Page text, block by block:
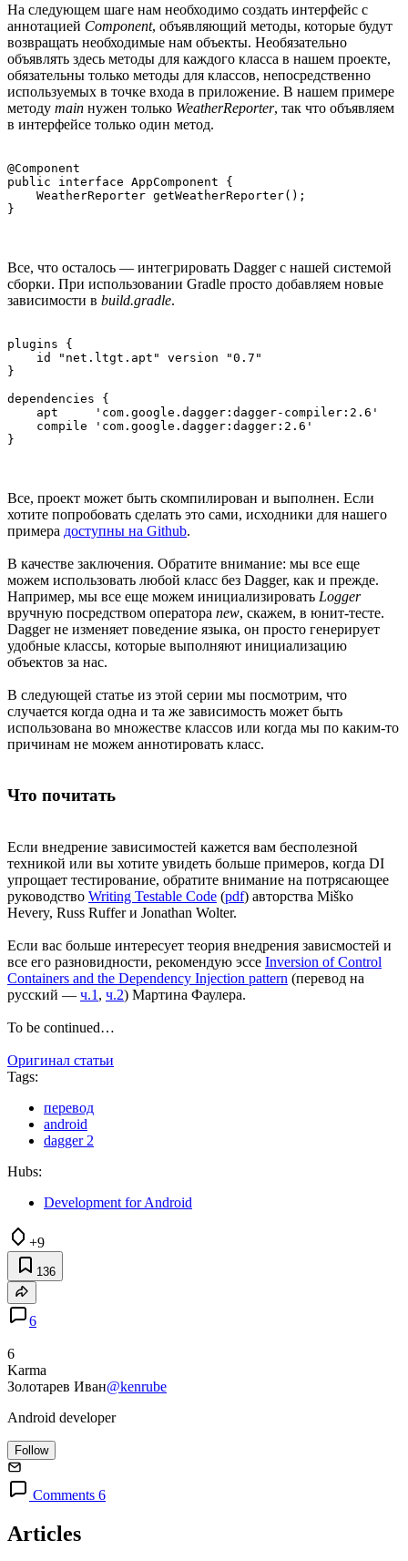
На следующем шаге нам необходимо создать интерфейс с
аннотацией Component, объявляющий методы, которые будут
возвращать необходимые нам объекты. Необязательно
объявлять здесь методы для каждого класса в нашем проекте,
обязательны только методы для классов, непосредственно
используемых в точке входа в приложение. В нашем примере
методу main нужен только WeatherReporter, так что объявляем
в интерфейсе только один метод.
@Component
public interface AppComponent {
    WeatherReporter getWeatherReporter();
Все, что осталось — интегрировать Dagger с нашей системой
сборки. При использовании Gradle просто добавляем новые
зависимости в build.gradle.
plugins {
    id "net.ltgt.apt" version "0.7"
}
dependencies {
    apt     'com.google.dagger:dagger-compiler:2.6'
    compile 'com.google.dagger:dagger:2.6'
}
Все, проект может быть скомпилирован и выполнен. Если
хотите попробовать сделать это сами, исходники для нашего
примера доступны на Github.
В качестве заключения. Обратите внимание: мы все еще
можем использовать любой класс без Dagger, как и прежде.
Например, мы все еще можем инициализировать Logger
вручную посредством оператора new, скажем, в юнит-тесте.
Dagger не изменяет поведение языка, он просто генерирует
удобные классы, которые выполняют инициализацию
объектов за нас.
В следующей статье из этой серии мы посмотрим, что
случается когда одна и та же зависимость может быть
использована во множестве классов или когда мы по каким-то
причинам не можем аннотировать класс.
Что почитать
Если внедрение зависимостей кажется вам бесполезной
техникой или вы хотите увидеть больше примеров, когда DI
упрощает тестирование, обратите внимание на потрясающее
руководство Writing Testable Code (pdf) авторства Miško
Hevery, Russ Ruffer и Jonathan Wolter.
Если вас больше интересует теория внедрения зависмостей и
все его разновидности, рекомендую эссе Inversion of Control
Containers and the Dependency Injection pattern (перевод на
русский — ч.1 , ч.2) Мартина Фаулера.
To be continued…
Оригинал статьи
Tags:
перевод
android
dagger 2
Hubs:
Development for Android
+9
136
6
6
Karma
Золотарев Иван@kenrube
Android developer
Follow
Comments 6
Articles